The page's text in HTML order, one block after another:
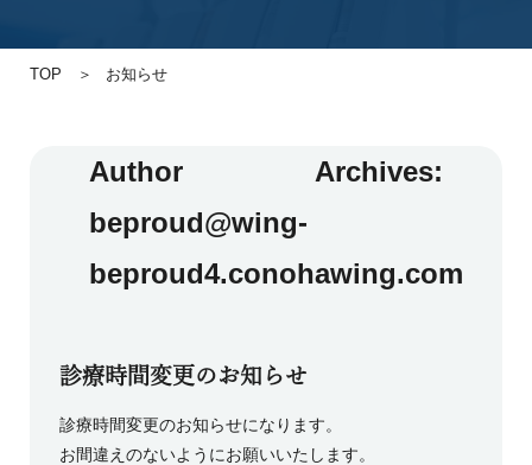
TOP お知らせ
Author Archives:
beproud@wing-
beproud4.conohawing.com
診療時間変更のお知らせ
診療時間変更のお知らせになります。
お間違えのないようにお願いいたします。